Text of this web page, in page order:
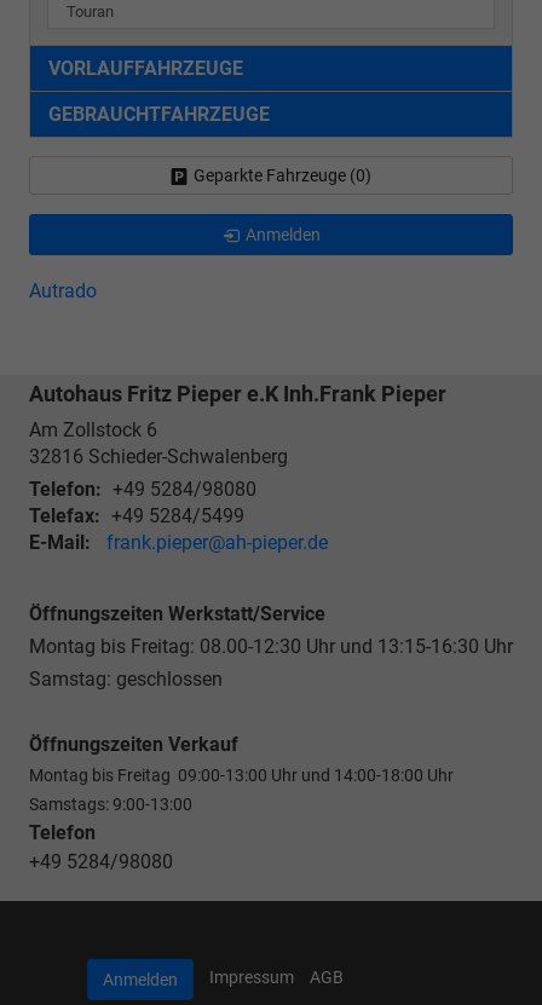
Touran
VORLAUFFAHRZEUGE
GEBRAUCHTFAHRZEUGE
Geparkte Fahrzeuge (0)
Anmelden
Autrado
Autohaus Fritz Pieper e.K Inh.Frank Pieper
Am Zollstock 6
32816 Schieder-Schwalenberg
Telefon: +49 5284/98080
Telefax: +49 5284/5499
E-Mail:
frank.pieper@ah-pieper.de
Öffnungszeiten Werkstatt/Service
Montag bis Freitag: 08.00-12:30 Uhr und 13:15-16:30 Uhr
Samstag: geschlossen
Öffnungszeiten Verkauf
Montag bis Freitag 09:00-13:00 Uhr und 14:00-18:00 Uhr
Samstags: 9:00-13:00
Telefon
+49 5284/98080
Anmelden Impressum
AGB